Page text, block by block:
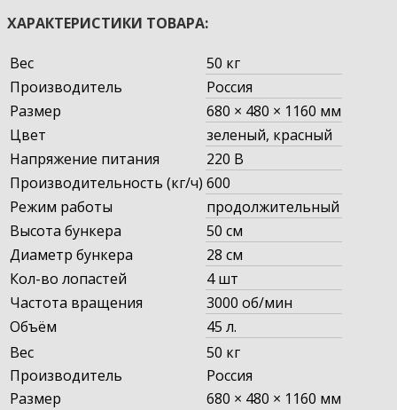
ХАРАКТЕРИСТИКИ ТОВАРА:
Вес
50 кг
Производитель
Россия
Размер
680 × 480 × 1160 мм
Цвет
зеленый, красный
Напряжение питания
220 В
Производительность (кг/ч) 600
Режим работы
продолжительный
Высота бункера
50 см
Диаметр бункера
28 см
Кол-во лопастей
4 шт
Частота вращения
3000 об/мин
Объём
45 л.
Вес
50 кг
Производитель
Россия
Размер
680 × 480 × 1160 мм